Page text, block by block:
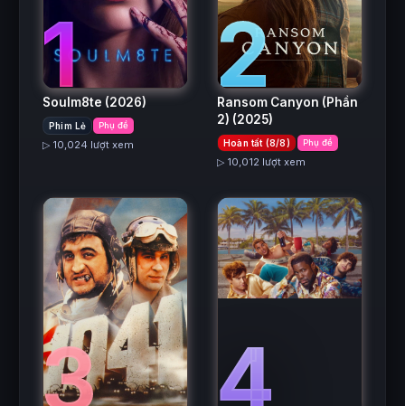
1
Soulm8te (2026)
Phim Lẻ Phụ đề
▷ 10,024 lượt xem
2
Ransom Canyon (Phần
2) (2025)
Hoàn tất (8/8) Phụ đề
▷ 10,012 lượt xem
3 4